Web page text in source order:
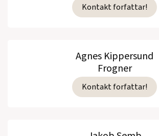
Kontakt forfattar!
Agnes Kippersund
Frogner
Kontakt forfattar!